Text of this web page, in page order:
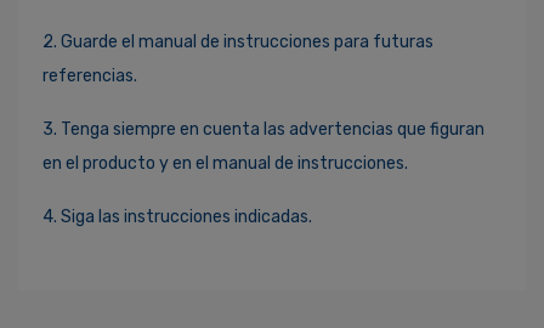
2. Guarde el manual de instrucciones para futuras
referencias.
3. Tenga siempre en cuenta las advertencias que figuran
en el producto y en el manual de instrucciones.
4. Siga las instrucciones indicadas.